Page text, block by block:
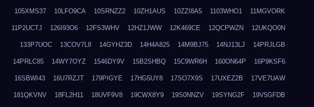
105XMS37 10LFO9CA 10SRNZZ2 10ZH1AUS 10ZZI8A5 1103WHO1 11MGVORK
11P2UCTJ 126I93O6 12FS3WHV 12HZ1JWW 12K469CE 12QCPWZN 12UKQO0N
133P7UOC 13COV7L8 14GYHZ3D 14H4A825 14M9BJ75 14NJ13LJ 14PRJLGB
14PRLC85 14WY7OYZ 1546DY9V 15B2SHBQ 15C9WR6H 160ON64P 16P9KSF6
16SBWI43 16U7RZJT 179PIGYE 17HG5UY8 17SO7X9S 17UXEZ2B 17VE7UAW
181QKVNV 18FL2H11 18UVF9V8 19CWX8Y9 19S0NNZV 19SYNG2F 19V5GFDB